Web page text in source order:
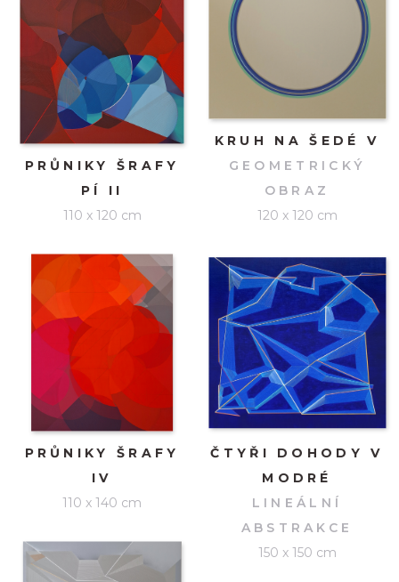
PRŮNIKY ŠRAFY
PÍ II
110 x 120 cm
PRŮNIKY ŠRAFY
IV
110 x 140 cm
KRUH NA ŠEDÉ V
GEOMETRICKÝ
OBRAZ
120 x 120 cm
ČTYŘI DOHODY V
MODRÉ
LINEÁLNÍ
ABSTRAKCE
150 x 150 cm